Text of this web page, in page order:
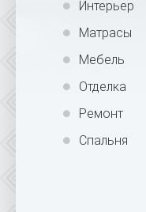
Интерьер
Матрасы
Мебель
Отделка
Ремонт
Спальня